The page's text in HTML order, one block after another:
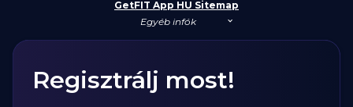
GetFIT App HU Sitemap
Egyéb infók
Regisztrálj most!